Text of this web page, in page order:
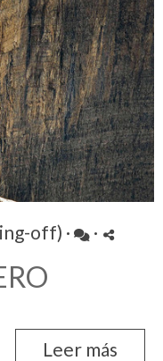
off) · ·
Leer más